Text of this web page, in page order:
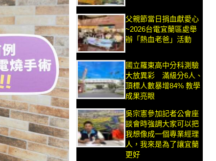
父親節當日捐血獻愛心
~2026台電宜蘭區處舉
辦「熱血老爸」活動
國立羅東高中分科測驗
大放異彩 滿級分6人、
頂標人數暴增84% 教學
成果亮眼
吳宗憲參加記者公會座
談會時強調大家可以把
我想像成一個專業經理
人，我來是為了讓宜蘭
更好